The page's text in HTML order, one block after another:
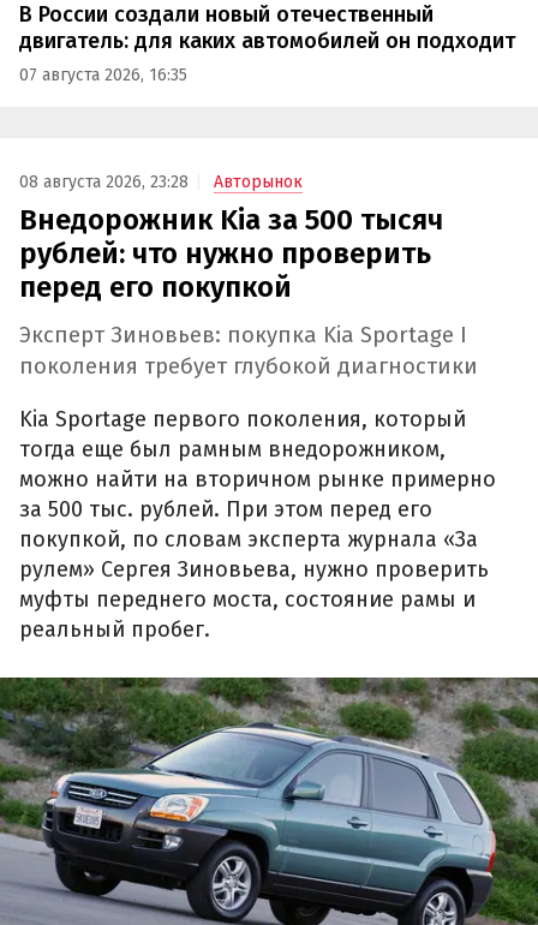
В России создали новый отечественный
двигатель: для каких автомобилей он подходит
07 августа 2026, 16:35
08 августа 2026, 23:28 Авторынок
Внедорожник Kia за 500 тысяч
рублей: что нужно проверить
перед его покупкой
Эксперт Зиновьев: покупка Kia Sportage I
поколения требует глубокой диагностики
Kia Sportage первого поколения, который
тогда еще был рамным внедорожником,
можно найти на вторичном рынке примерно
за 500 тыс. рублей. При этом перед его
покупкой, по словам эксперта журнала «За
рулем» Сергея Зиновьева, нужно проверить
муфты переднего моста, состояние рамы и
реальный пробег.